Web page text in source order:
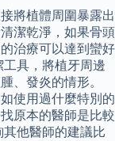
將植體周圍暴露出
潔乾淨，如果骨頭
治療可以達到蠻好
具，將植牙周邊
、發炎的情形。
使用過什麼特別的
原本的醫師是比較
他醫師的建議比